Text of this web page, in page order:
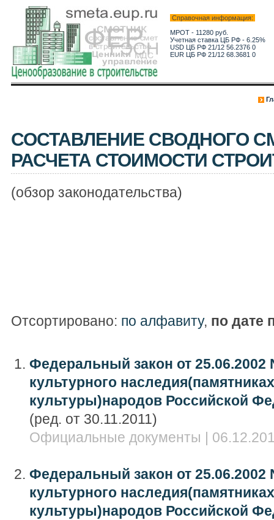
Справочная информация:
МРОТ - 11280 руб.
Учетная ставка ЦБ РФ - 6.25%
USD ЦБ РФ 21/12 56.2376 0
EUR ЦБ РФ 21/12 68.3681 0
СОСТАВЛЕНИЕ СВОДНОГО
РАСЧЕТА СТОИМОСТИ
(обзор законодательства)
Отсортировано: по алфавиту, по дате
Федеральный закон от 25.06.2002
культурного
культуры)народов Российской
(ред. от 30.11.2011)
Официальные документы |
Федеральный закон от 25.06.2002
культурного
культуры)народов Российской